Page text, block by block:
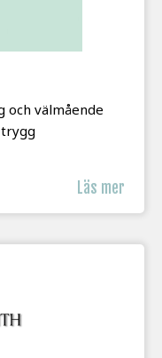
och välmående
Läs mer